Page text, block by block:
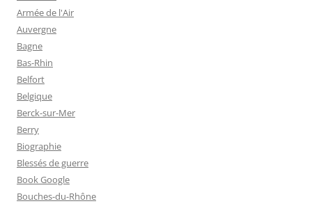
Armée de l'Air
Auvergne
Bagne
Bas-Rhin
Belfort
Belgique
Berck-sur-Mer
Berry
Biographie
Blessés de guerre
Book Google
Bouches-du-Rhône